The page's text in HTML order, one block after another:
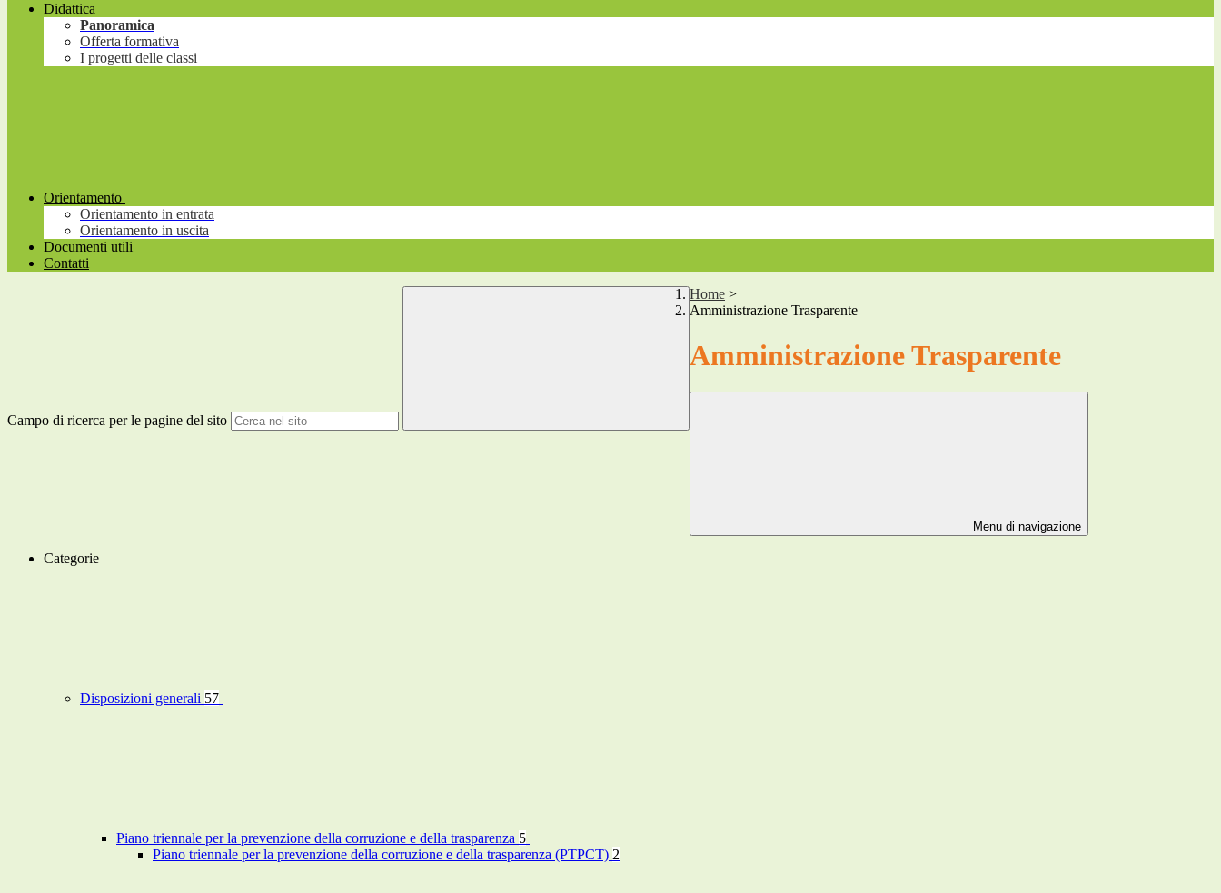
Didattica
Panoramica
Offerta formativa
I progetti delle classi
Orientamento
Orientamento in entrata
Orientamento in uscita
Documenti utili
Contatti
Campo di ricerca per le pagine del sito
Home >
Amministrazione Trasparente
Amministrazione Trasparente
Menu di navigazione
Categorie
Disposizioni generali 57
Piano triennale per la prevenzione della corruzione e della trasparenza 5
Piano triennale per la prevenzione della corruzione e della trasparenza (PTPCT) 2